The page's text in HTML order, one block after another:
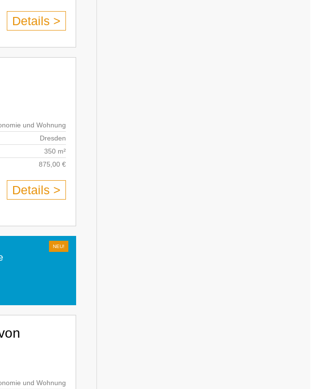
Details >
und Wohnung
Dresden
350 m²
875,00 €
Details >
und Wohnung